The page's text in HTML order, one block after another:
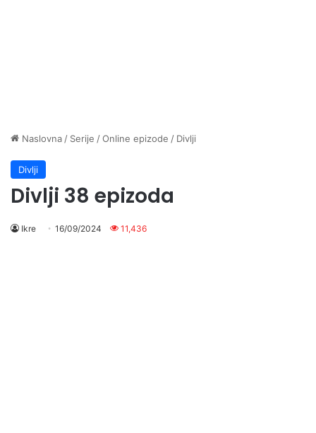
Naslovna / Serije /Online epizode / Divlji
Divlji
Divlji 38 epizoda
Ikre 16/09/2024 11,436